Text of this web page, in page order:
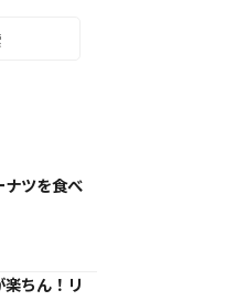
ツを食べ
楽ちん！リ